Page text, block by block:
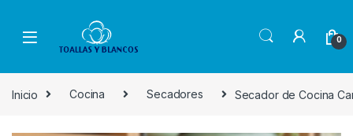
0
Inicio Cocina Secadores Secador de Cocina